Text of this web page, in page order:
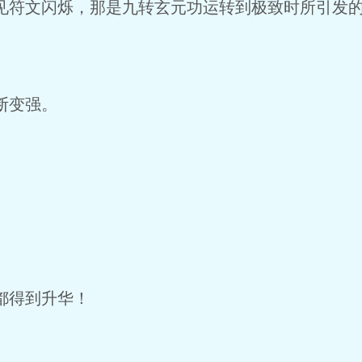
文闪烁，那是九转玄元功运转到极致时所引发
强。
到升华！